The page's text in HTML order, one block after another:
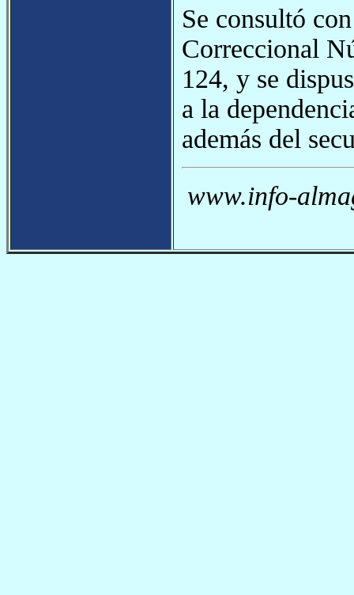
Se consultó
Correccional
124, y se
a la
además del
www.info-